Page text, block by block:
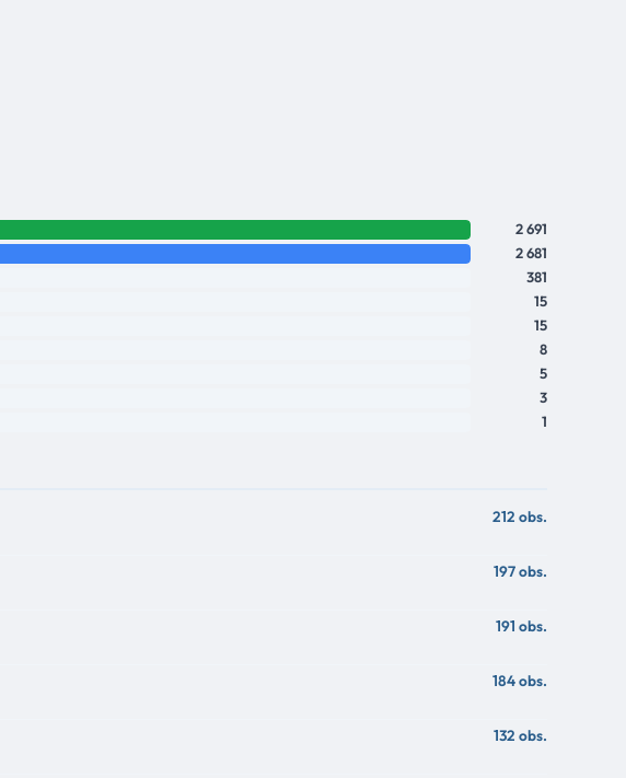
2 691
2 681
381
15
15
8
5
3
1
212 obs.
197 obs.
191 obs.
184 obs.
132 obs.